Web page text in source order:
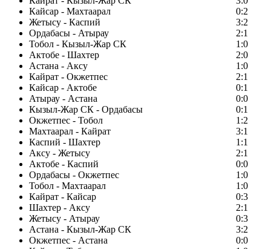
Кайсар - Махтаарал
0:2
Жетысу - Каспий
3:2
Ордабасы - Атырау
2:1
Тобол - Кызыл-Жар СК
1:0
Актобе - Шахтер
2:0
Астана - Аксу
1:0
Кайрат - Окжетпес
2:1
Кайсар - Актобе
0:1
Атырау - Астана
0:0
Кызыл-Жар СК - Ордабасы
0:1
Окжетпес - Тобол
1:2
Махтаарал - Кайрат
3:1
Каспий - Шахтер
1:1
Аксу - Жетысу
2:1
Актобе - Каспий
0:0
Ордабасы - Окжетпес
1:0
Тобол - Махтаарал
1:0
Кайрат - Кайсар
0:3
Шахтер - Аксу
2:1
Жетысу - Атырау
0:3
Астана - Кызыл-Жар СК
3:2
Окжетпес - Астана
0:0